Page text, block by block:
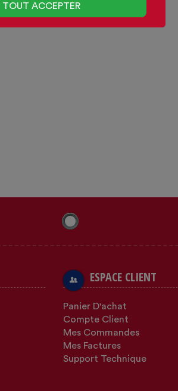
TOUT ACCEPTER
ESPACE CLIENT
Panier D'achat
Compte Client
Mes Commandes
Mes Factures
Support Technique